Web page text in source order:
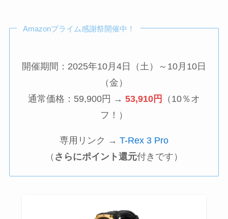
Amazonプライム感謝祭開催中！
開催期間：2025年10月4日（土）～10月10日
（金）
通常価格：59,900円 → 53,910円
（10％オ
フ！）
専用リンク → T-Rex 3 Pro
（ さらにポイント還元付きです）